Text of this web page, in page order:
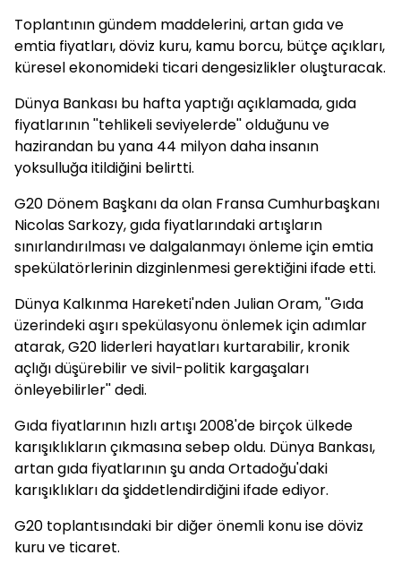
Toplantının gündem maddelerini, artan gıda ve
emtia fiyatları, döviz kuru, kamu borcu, bütçe açıkları,
küresel ekonomideki ticari dengesizlikler oluşturacak.
Dünya Bankası bu hafta yaptığı açıklamada, gıda
fiyatlarının ''tehlikeli seviyelerde'' olduğunu ve
hazirandan bu yana 44 milyon daha insanın
yoksulluğa itildiğini belirtti.
G20 Dönem Başkanı da olan Fransa Cumhurbaşkanı
Nicolas Sarkozy, gıda fiyatlarındaki artışların
sınırlandırılması ve dalgalanmayı önleme için emtia
spekülatörlerinin dizginlenmesi gerektiğini ifade etti.
Dünya Kalkınma Hareketi'nden Julian Oram, ''Gıda
üzerindeki aşırı spekülasyonu önlemek için adımlar
atarak, G20 liderleri hayatları kurtarabilir, kronik
açlığı düşürebilir ve sivil-politik kargaşaları
önleyebilirler'' dedi.
Gıda fiyatlarının hızlı artışı 2008'de birçok ülkede
karışıklıkların çıkmasına sebep oldu. Dünya Bankası,
artan gıda fiyatlarının şu anda Ortadoğu'daki
karışıklıkları da şiddetlendirdiğini ifade ediyor.
G20 toplantısındaki bir diğer önemli konu ise döviz
kuru ve ticaret.